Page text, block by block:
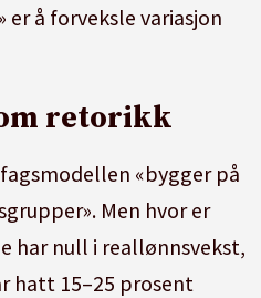
å forveksle variasjon
retorikk
«bygger på
Men hvor er
har null i reallønnsvekst,
hatt 15–25 prosent